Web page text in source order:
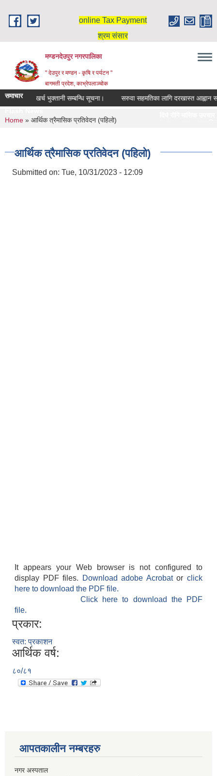
online Tax Payment
श्रम संसार
मण्डनदेउपुर नगरपालिका
" देउपुर र मण्डन - कृषि र पर्यटन "
बागमती प्रदेश, काभ्रेपलाञ्चोक
समाचार
मासिक उपचार खर्च भुक्तानी सम्बन्धि सूचना।
सरुवा सहमतिका लागि दरखास्त आह्वान
You are here
Home » आर्थिक त्रैमासिक प्रतिवेदन (पहिलो)
आर्थिक त्रैमासिक प्रतिवेदन (पहिलो)
Submitted on: Tue, 10/31/2023 - 12:09
It appears your Web browser is not configured to
display PDF files.
Download adobe Acrobatorclick
here to download the PDF file.
Click here to download the PDF
file.
प्रकार:
स्वत: प्रकाशन
आर्थिक वर्ष:
८०/८१
आपतकालीन नम्बरहरु
नगर अस्पताल